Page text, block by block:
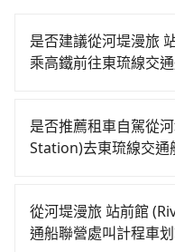
是否建議從河堤漫旅
乘高鐵前往東琉線交
東琉線交通船聯營處
前往高鐵站！不過從
館 (River inn Station)
栗高鐵站，叫一輛計程
是否推薦租車自駕從
Station)去東琉線交通
處，畢竟停在路邊多
不小開支。
從河堤漫旅 站前館
通船聯營處叫計程車